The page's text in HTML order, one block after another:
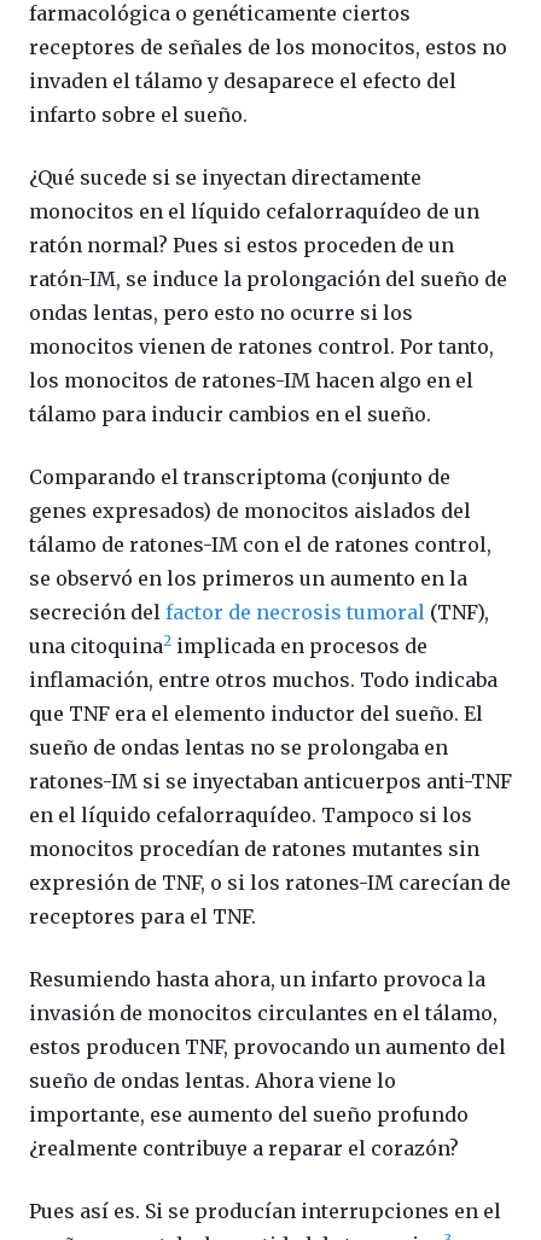
farmacológica o genéticamente ciertos
receptores de señales de los monocitos, estos no
invaden el tálamo y desaparece el efecto del
infarto sobre el sueño.
¿Qué sucede si se inyectan directamente
monocitos en el líquido cefalorraquídeo de un
ratón normal? Pues si estos proceden de un
ratón-IM, se induce la prolongación del sueño de
ondas lentas, pero esto no ocurre si los
monocitos vienen de ratones control. Por tanto,
los monocitos de ratones-IM hacen algo en el
tálamo para inducir cambios en el sueño.
Comparando el transcriptoma (conjunto de
genes expresados) de monocitos aislados del
tálamo de ratones-IM con el de ratones control,
se observó en los primeros un aumento en la
secreción del factor de necrosis tumoral (TNF),
una citoquina2 implicada en procesos de
inflamación, entre otros muchos. Todo indicaba
que TNF era el elemento inductor del sueño. El
sueño de ondas lentas no se prolongaba en
ratones-IM si se inyectaban anticuerpos anti-TNF
en el líquido cefalorraquídeo. Tampoco si los
monocitos procedían de ratones mutantes sin
expresión de TNF, o si los ratones-IM carecían de
receptores para el TNF.
Resumiendo hasta ahora, un infarto provoca la
invasión de monocitos circulantes en el tálamo,
estos producen TNF, provocando un aumento del
sueño de ondas lentas. Ahora viene lo
importante, ese aumento del sueño profundo
¿realmente contribuye a reparar el corazón?
Pues así es. Si se producían interrupciones en el